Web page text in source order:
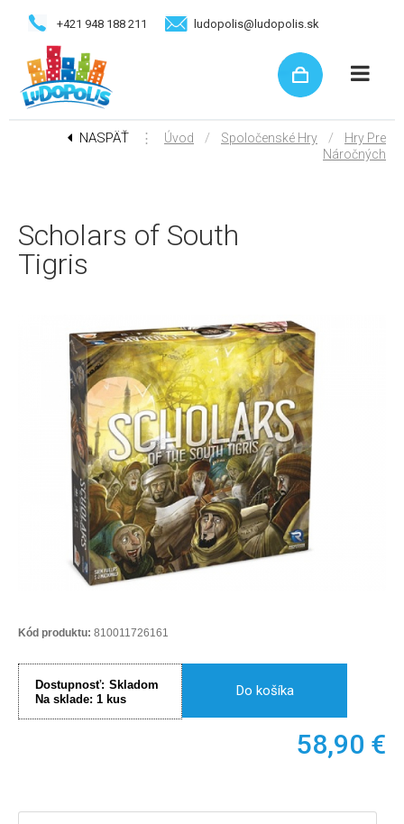
+421 948 188 211 ludopolis@ludopolis.sk
NASPÄŤ ⋮ Úvod / Spoločenské Hry /
Hry Pre
Náročných
Scholars of South
Tigris
Kód produktu: 810011726161
Dostupnosť: Skladom
Na sklade: 1 kus
Do košíka
58,90 €